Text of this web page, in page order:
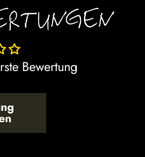
Bewertung